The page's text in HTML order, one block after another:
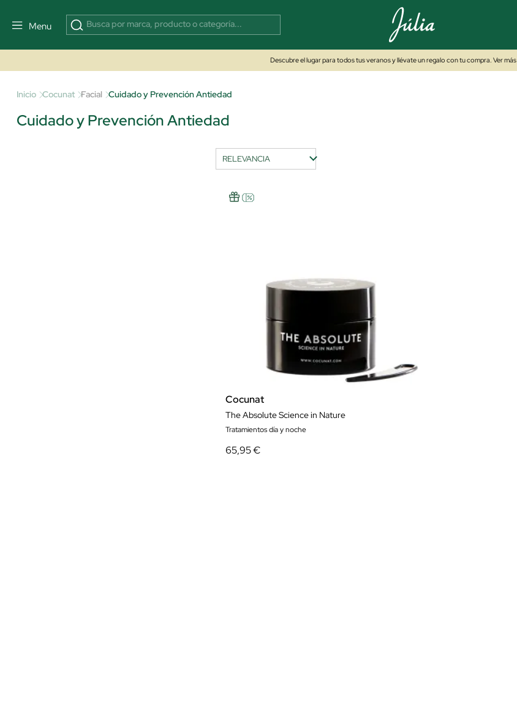
Menu
Descubre el lugar para todos tus veranos y llévate un regalo con tu compra. Ver más
Inicio Cocunat Facial Cuidado y Prevención Antiedad
Cuidado y Prevención Antiedad
Cocunat
The Absolute Science in Nature
Tratamientos día y noche
65,95 €